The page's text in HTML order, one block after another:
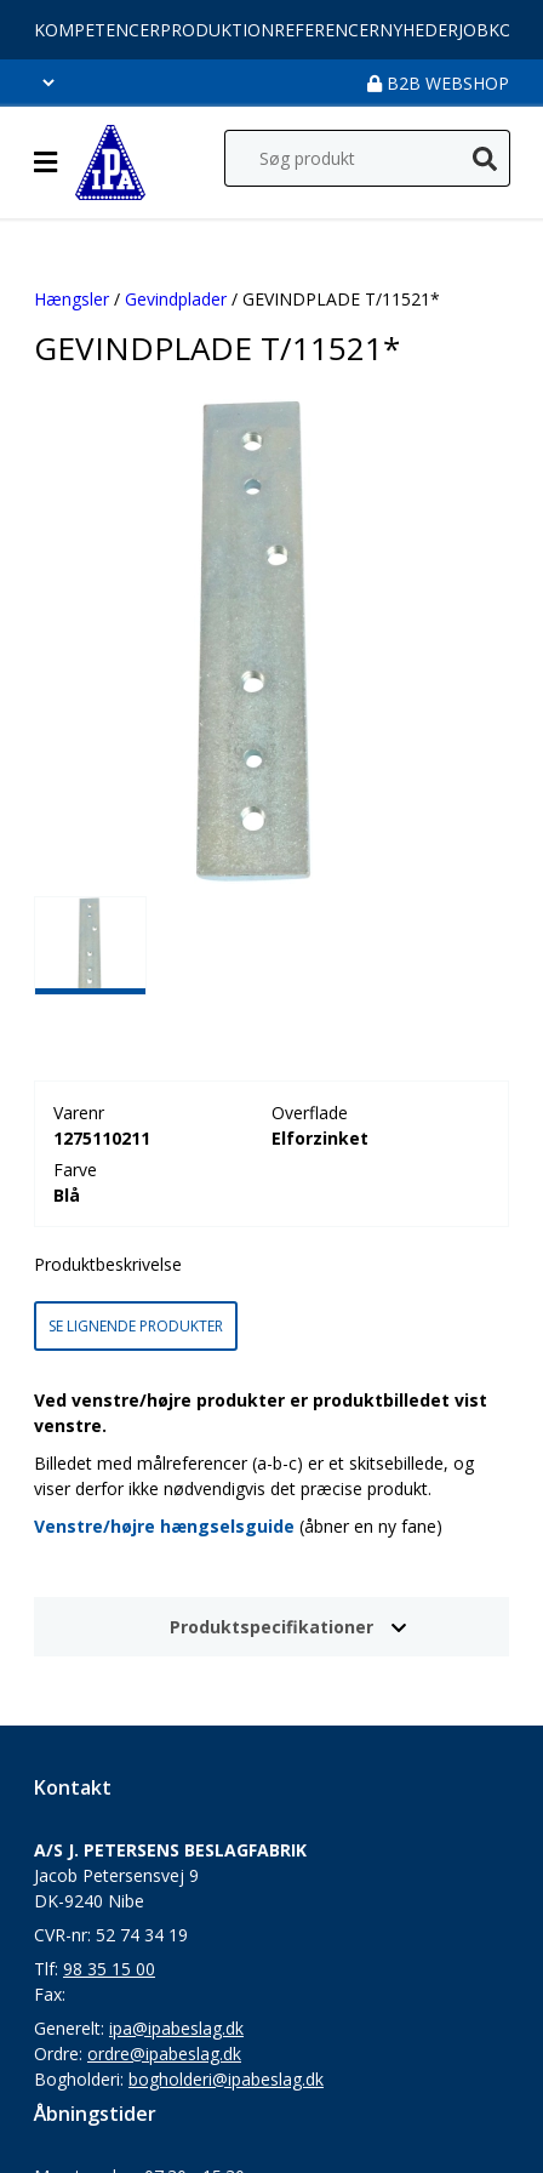
KOMPETENCERPRODUKTIONREFERENCERNYHEDERJOB
B2B WEBSHOP
Hængsler/ Gevindplader/ GEVINDPLADE T/11521*
GEVINDPLADE T/11521*
Varenr
1275110211
Overflade
Elforzinket
Farve
Blå
Produktbeskrivelse
SE LIGNENDE PRODUKTER
Ved venstre/højre produkter er produktbilledet vist
venstre.
Billedet med målreferencer (a-b-c) er et skitsebillede, og
viser derfor ikke nødvendigvis det præcise produkt.
Venstre/højre hængselsguide (åbner en ny fane)
Produktspecifikationer
Kontakt
A/S J. PETERSENS BESLAGFABRIK
Jacob Petersensvej 9
DK-9240 Nibe
CVR-nr: 52 74 34 19
Tlf: 98 35 15 00
Fax:
Generelt: ipa@ipabeslag.dk
Ordre: ordre@ipabeslag.dk
Bogholderi: bogholderi@ipabeslag.dk
Åbningstider